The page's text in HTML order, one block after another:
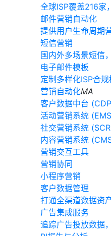
全球ISP覆盖216家
邮件营销自动化
提供用户生命周期
短信营销
国内外多场景短信
电子邮件模板
定制多样化ISP合
营销自动化MA
客户数据中台
活动营销系统
社交营销系统
内容营销系统
营销交互工具
营销协同
小程序营销
客户数据管理
打通全渠道数据资
广告集成服务
追踪广告投放数据